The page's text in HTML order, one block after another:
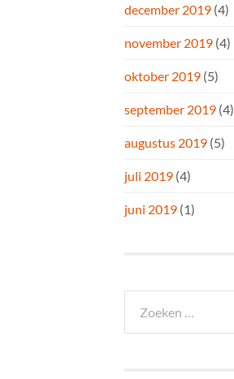
december 2019 (4)
november 2019 (4)
oktober 2019 (5)
september 2019 (4)
augustus 2019 (5)
juli 2019 (4)
juni 2019 (1)
naar: